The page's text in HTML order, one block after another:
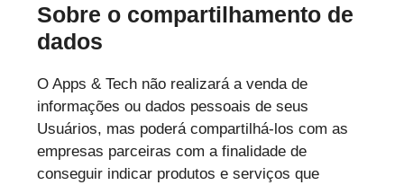
Sobre o compartilhamento de
dados
O Apps & Tech não realizará a venda de
informações ou dados pessoais de seus
Usuários, mas poderá compartilhá-los com as
empresas parceiras com a finalidade de
conseguir indicar produtos e serviços que